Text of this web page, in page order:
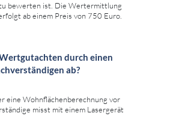
bewerten ist. Die Wertermittlung
ab einem Preis von 750 Euro.
durch einen
ab?
eine Wohnflächenberechnung vor
misst mit einem Lasergerät